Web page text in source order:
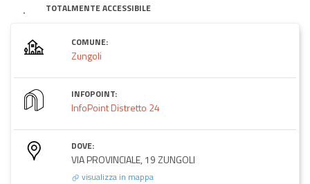
TOTALMENTE ACCESSIBILE
COMUNE:
Zungoli
INFOPOINT:
InfoPoint Distretto 24
DOVE:
VIA PROVINCIALE, 19 ZUNGOLI
visualizza in mappa